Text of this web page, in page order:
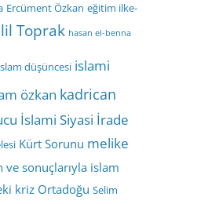
Ercüment Özkan eğitim ilke-
Toprak hasan el-benna
düşüncesi islami
özkan kadrican
İslami Siyasi İrade
Kürt Sorunu melike
ve sonuçlarıyla islam
kriz Ortadoğu Selim